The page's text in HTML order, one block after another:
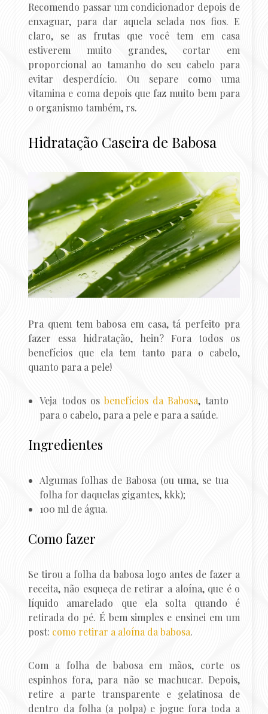
Recomendo passar um condicionador depois de
enxaguar, para dar aquela selada nos fios. E
claro, se as frutas que você tem em casa
estiverem muito grandes, cortar em
proporcional ao tamanho do seu cabelo para
evitar desperdício. Ou separe como uma
vitamina e coma depois que faz muito bem para
o organismo também, rs.
Hidratação Caseira de Babosa
Pra quem tem babosa em casa, tá perfeito pra
fazer essa hidratação, hein? Fora todos os
benefícios que ela tem tanto para o cabelo,
quanto para a pele!
Veja todos os benefícios da Babosa, tanto
para o cabelo, para a pele e para a saúde.
Ingredientes
Algumas folhas de Babosa (ou uma, se tua
folha for daquelas gigantes, kkk);
100 ml de água.
Como fazer
Se tirou a folha da babosa logo antes de fazer a
receita, não esqueça de retirar a aloína, que é o
líquido amarelado que ela solta quando é
retirada do pé. É bem simples e ensinei em um
post: como retirar a aloína da babosa.
Com a folha de babosa em mãos, corte os
espinhos fora, para não se machucar. Depois,
retire a parte transparente e gelatinosa de
dentro da folha (a polpa) e jogue fora toda a